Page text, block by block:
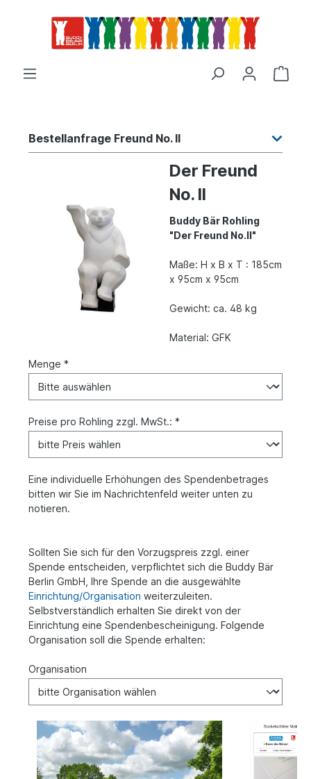
Bestellanfrage Freund No. II
Der Freund
No. II
Buddy Bär Rohling
"Der Freund No.II"
Maße: H x B x T : 185cm
x 95cm x 95cm
Gewicht: ca. 48 kg
Material: GFK
Menge *
Preise pro Rohling zzgl. MwSt.: *
Eine individuelle Erhöhungen des Spendenbetrages
bitten wir Sie im Nachrichtenfeld weiter unten zu
notieren.
Sollten Sie sich für den Vorzugspreis zzgl. einer
Spende entscheiden, verpflichtet sich die Buddy Bär
Berlin GmbH, Ihre Spende an die ausgewählte
Einrichtung/Organisation weiterzuleiten.
Selbstverständlich erhalten Sie direkt von der
Einrichtung eine Spendenbescheinigung. Folgende
Organisation soll die Spende erhalten:
Organisation